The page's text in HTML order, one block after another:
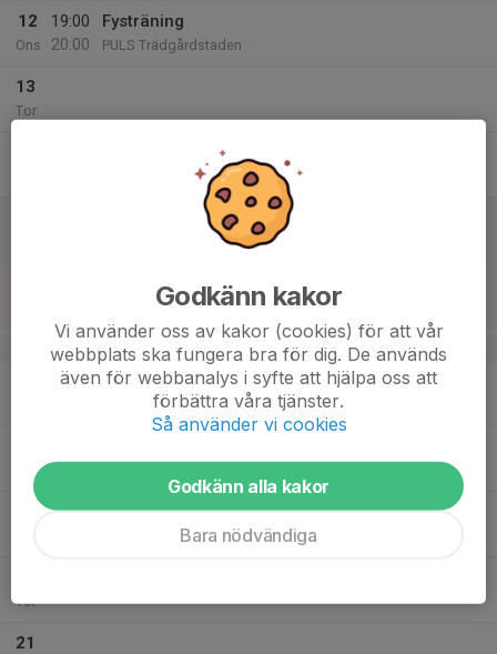
12
Ons
19:00
20:00
Fysträning
PULS Trädgårdstaden
13
Tor
v.8
Tis
22:00
19:00
Fysträning
PULS Trädgårdstaden
Tor
21
Godkänn kakor
Vi använder oss av kakor (cookies) för att vår
webbplats ska fungera bra för dig. De används
även för webbanalys i syfte att hjälpa oss att
förbättra våra tjänster.
Så använder vi cookies
Godkänn alla kakor
Bara nödvändiga